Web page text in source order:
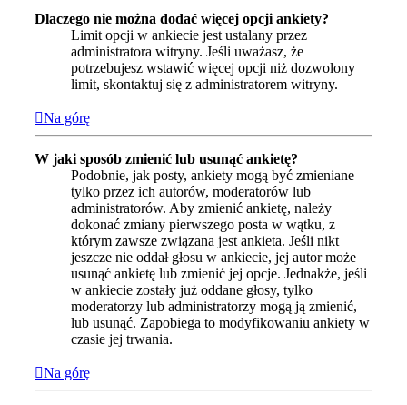
Dlaczego nie można dodać więcej opcji ankiety?
Limit opcji w ankiecie jest ustalany przez
administratora witryny. Jeśli uważasz, że
potrzebujesz wstawić więcej opcji niż dozwolony
limit, skontaktuj się z administratorem witryny.
Na górę
W jaki sposób zmienić lub usunąć ankietę?
Podobnie, jak posty, ankiety mogą być zmieniane
tylko przez ich autorów, moderatorów lub
administratorów. Aby zmienić ankietę, należy
dokonać zmiany pierwszego posta w wątku, z
którym zawsze związana jest ankieta. Jeśli nikt
jeszcze nie oddał głosu w ankiecie, jej autor może
usunąć ankietę lub zmienić jej opcje. Jednakże, jeśli
w ankiecie zostały już oddane głosy, tylko
moderatorzy lub administratorzy mogą ją zmienić,
lub usunąć. Zapobiega to modyfikowaniu ankiety w
czasie jej trwania.
Na górę